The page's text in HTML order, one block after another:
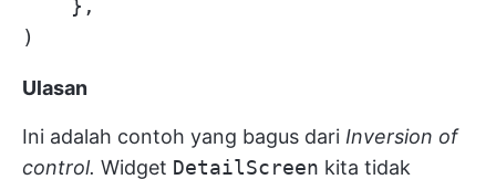
    },
Ulasan
Ini adalah contoh yang bagus dari Inversion of
control. Widget DetailScreen kita tidak